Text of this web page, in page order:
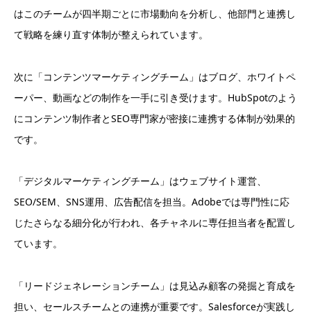
はこのチームが四半期ごとに市場動向を分析し、他部門と連携し
て戦略を練り直す体制が整えられています。
次に「コンテンツマーケティングチーム」はブログ、ホワイトペ
ーパー、動画などの制作を一手に引き受けます。HubSpotのよう
にコンテンツ制作者とSEO専門家が密接に連携する体制が効果的
です。
「デジタルマーケティングチーム」はウェブサイト運営、
SEO/SEM、SNS運用、広告配信を担当。Adobeでは専門性に応
じたさらなる細分化が行われ、各チャネルに専任担当者を配置し
ています。
「リードジェネレーションチーム」は見込み顧客の発掘と育成を
担い、セールスチームとの連携が重要です。Salesforceが実践し